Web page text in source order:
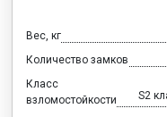
Вес, кг
Количество замков
Класс
взломостойкости
S2